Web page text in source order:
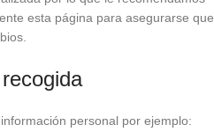
esta página para asegurarse que
personal por ejemplo: